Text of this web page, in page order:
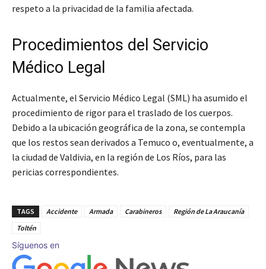
respeto a la privacidad de la familia afectada.
Procedimientos del Servicio
Médico Legal
Actualmente, el Servicio Médico Legal (SML) ha asumido el
procedimiento de rigor para el traslado de los cuerpos.
Debido a la ubicación geográfica de la zona, se contempla
que los restos sean derivados a Temuco o, eventualmente, a
la ciudad de Valdivia, en la región de Los Ríos, para las
pericias correspondientes.
TAGS Accidente Armada Carabineros
Región de La Araucanía
Toltén
Síguenos en